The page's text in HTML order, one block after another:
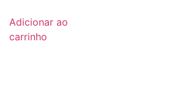
Adicionar ao
carrinho